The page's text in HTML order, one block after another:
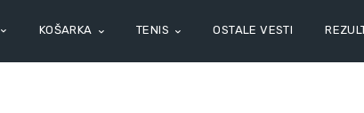
KOŠARKA TENIS OSTALE VESTI